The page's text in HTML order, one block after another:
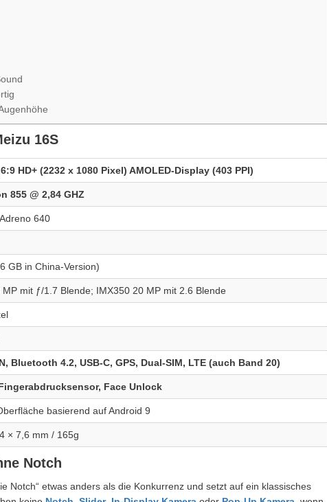
16S
HD+ (2232 x 1080 Pixel) AMOLED-Display (403 PPI)
855 @ 2,84 GHZ
640
GB in China-Version)
MP mit ƒ/1.7 Blende; IMX350 20 MP mit 2.6 Blende
Bluetooth 4.2, USB-C, GPS, Dual-SIM, LTE (auch Band 20)
Face Unlock
basierend auf Android 9
× 7,6 mm / 165g
Notch
Notch“ etwas anders als die Konkurrenz und setzt auf ein klassisches